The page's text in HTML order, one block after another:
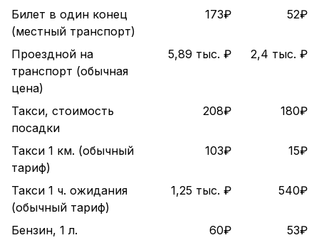
Билет в один конец
(местный транспорт)
173₽ 52₽
Проездной на
транспорт (обычная
цена)
5,89 тыс. ₽ 2,4 тыс. ₽
Такси, стоимость
посадки
208₽ 180₽
Такси 1 км. (обычный
тариф)
103₽ 15₽
Такси 1 ч. ожидания
(обычный тариф)
1,25 тыс. ₽ 540₽
Бензин, 1 л. 60₽
53₽